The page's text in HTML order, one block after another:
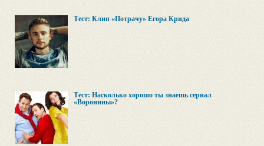
Тест: Клип «Потрачу» Егора Крида
Тест: Насколько хорошо ты знаешь сериал
«Воронины»?